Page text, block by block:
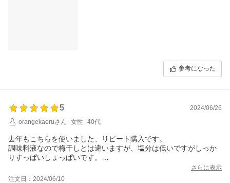
参考になった
5
2024/06/26
orangekaeruさん
女性 40代
去年もこちらを使いました、リピート購入です。
調味料液なので梅干しとは違いますが、塩分は低いですがしっか
りすっぱいしょっぱいです。
干すと梅干しのようです。現場仕事の日とも食べやすいと食べて
くれます。熱中症予防に続けられて良いと思います。
さらに表示
注文日：2024/06/10